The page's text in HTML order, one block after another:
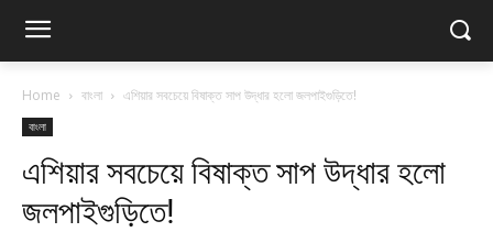
Home বাংলা এশিয়ার সবচেয়ে বিষাক্ত সাপ উদ্ধার হলো জলপাইগুড়িতে!
বাংলা
এশিয়ার সবচেয়ে বিষাক্ত সাপ উদ্ধার হলো
জলপাইগুড়িতে!